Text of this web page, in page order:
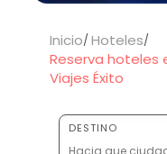
Inicio Hoteles
Reserva hoteles
Viajes Éxito
DESTINO